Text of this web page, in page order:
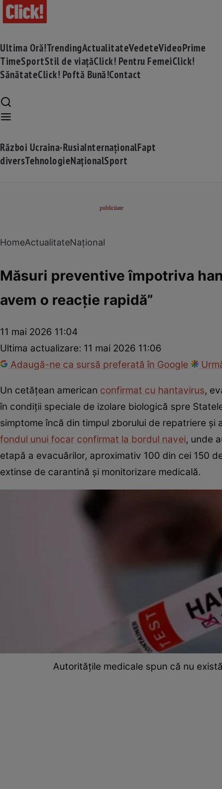
Ultima Oră!TrendingActualitateVedeteVideoPrime
TimeSportStil de viațăClick! Pentru FemeiClick!
SănătateClick! Poftă Bună!Contact
Război Ucraina-RusiaInternaționalFapt
diversTehnologieNaționalSport
HomeActualitateNațional
Măsuri preventive împotriva
avem o reacție rapidă”
11 mai 2026 11:04
Ultima actualizare: 11 mai 2026 11:06
Adaugă-ne ca sursă preferată în Google
Un cetățean american confirmat cu hantavirus,
în condiții speciale de izolare biologică spre
simptome încă din timpul zborului de repatriere
fondul unui focar confirmat la bordul navei, unde
etapă a evacuărilor, aproximativ 100 din cei 150
extinse de carantină și monitorizare medicală.
Autoritățile medicale spun că nu